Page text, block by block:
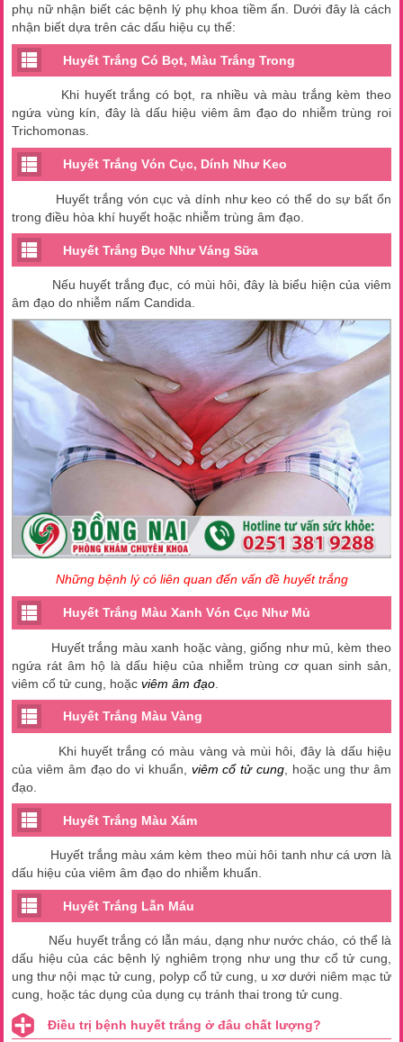
phụ nữ nhận biết các bệnh lý phụ khoa tiềm ẩn. Dưới đây là cách
nhận biết dựa trên các dấu hiệu cụ thể:
Huyết Trắng Có Bọt, Màu Trắng Trong
Khi huyết trắng có bọt, ra nhiều và màu trắng kèm theo
ngứa vùng kín, đây là dấu hiệu viêm âm đạo do nhiễm trùng roi
Trichomonas.
Huyết Trắng Vón Cục, Dính Như Keo
Huyết trắng vón cục và dính như keo có thể do sự bất ổn
trong điều hòa khí huyết hoặc nhiễm trùng âm đạo.
Huyết Trắng Đục Như Váng Sữa
Nếu huyết trắng đục, có mùi hôi, đây là biểu hiện của viêm
âm đạo do nhiễm nấm Candida.
Những bệnh lý có liên quan đến vấn đề huyết trắng
Huyết Trắng Màu Xanh Vón Cục Như Mủ
Huyết trắng màu xanh hoặc vàng, giống như mủ, kèm theo
ngứa rát âm hộ là dấu hiệu của nhiễm trùng cơ quan sinh sản,
viêm cổ tử cung, hoặcviêm âm đạo
Huyết Trắng Màu Vàng
Khi huyết trắng có màu vàng và mùi hôi, đây là dấu hiệu
của viêm âm đạo do vi khuẩn, viêm cổ tử cung, hoặc ung thư âm
đạo.
Huyết Trắng Màu Xám
Huyết trắng màu xám kèm theo mùi hôi tanh như cá ươn là
dấu hiệu của viêm âm đạo do nhiễm khuẩn.
Huyết Trắng Lẫn Máu
Nếu huyết trắng có lẫn máu, dạng như nước cháo, có thể là
dấu hiệu của các bệnh lý nghiêm trọng như ung thư cổ tử cung,
ung thư nội mạc tử cung, polyp cổ tử cung, u xơ dưới niêm mạc tử
cung, hoặc tác dụng của dụng cụ tránh thai trong tử cung.
Điều trị bệnh huyết trắng ở đâu chất lượng?